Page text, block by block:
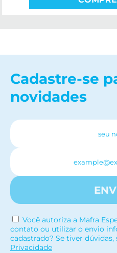
Cadastre-se
novidades
Você autoriza a Mafra
contato ou utilizar o envio
cadastrado? Se tiver dúvidas,
Privacidade